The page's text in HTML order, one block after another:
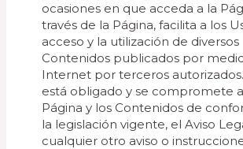
ocasiones en que acceda a la
través de la Página, facilita a los
acceso y la utilización de diversos
Contenidos publicados por
Internet por terceros
está obligado y se compromete
Página y los Contenidos de
la legislación vigente, el Aviso
cualquier otro aviso o